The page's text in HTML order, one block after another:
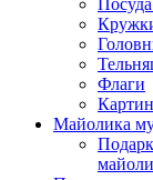
Флаги
Майолика